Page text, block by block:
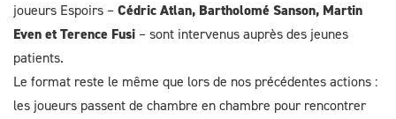
joueurs Espoirs –Cédric Atlan, Bartholomé Sanson, Martin
Even et Terence Fusi – sont intervenus auprès des jeunes
patients.
Le format reste le même que lors de nos précédentes actions :
les joueurs passent de chambre en chambre pour rencontrer